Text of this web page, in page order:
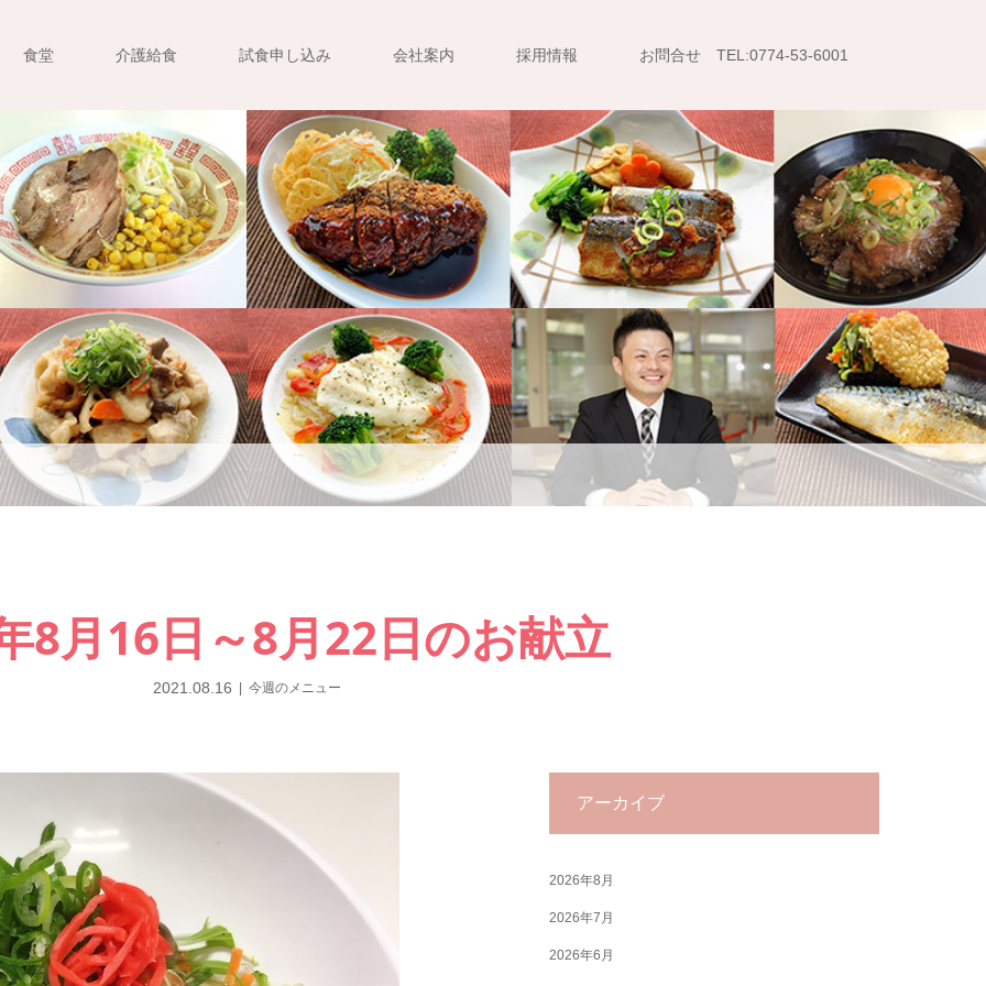
食堂 介護給食 試食申し込み 会社案内 採用情報 お問合せ TEL:0774-53-6001
8月16日～8月22日のお献立
2021.08.16 今週のメニュー
アーカイブ
2026年8月
2026年7月
2026年6月